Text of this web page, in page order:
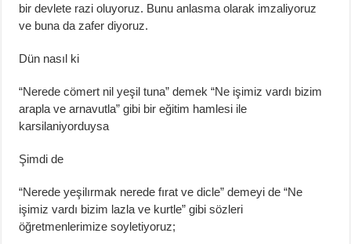
bir devlete razi oluyoruz. Bunu anlasma olarak imzaliyoruz
ve buna da zafer diyoruz.
Dün nasıl ki
“Nerede cömert nil yeşil tuna” demek “Ne işimiz vardı bizim
arapla ve arnavutla” gibi bir eğitim hamlesi ile
karsilaniyorduysa
Şimdi de
“Nerede yeşilırmak nerede fırat ve dicle” demeyi de “Ne
işimiz vardı bizim lazla ve kurtle” gibi sözleri
öğretmenlerimize soyletiyoruz;